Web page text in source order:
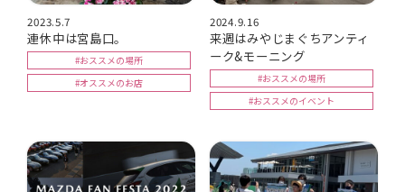
2023.5.7
連休中は宮島口。
#おススメの場所
#オススメのお店
2024.9.16
来週はみやじまぐちアンティ
ーク&モーニング
#おススメの場所
#おススメのイベント